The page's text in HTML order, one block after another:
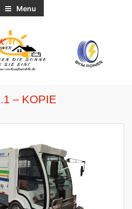
Menu
– KOPIE